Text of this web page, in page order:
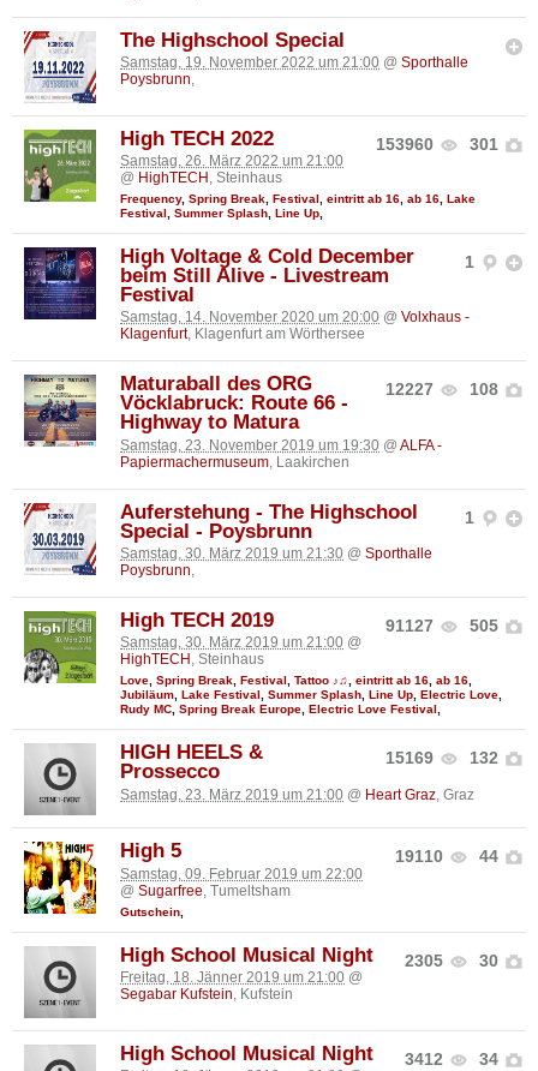
The Highschool Special
Samstag, 19. November 2022 um 21:00 @ Sporthalle
Poysbrunn,
153960 301
High TECH 2022
Samstag, 26. März 2022 um 21:00
@ HighTECH , Steinhaus
Frequency, Spring Break Festival eintritt ab 16 ab 16 Lake
Festival
Summer Splash Line Up
1
High Voltage & Cold December
beim Still Alive - Livestream
Festival
Samstag, 14. November 2020 um 20:00 @ Volxhaus -
Klagenfurt, Klagenfurt am Wörthersee
12227 108
Maturaball des ORG
Vöcklabruck: Route 66 -
Highway to Matura
Samstag, 23. November 2019 um 19:30 @ ALFA -
Papiermachermuseum , Laakirchen
1
Auferstehung - The Highschool
Special - Poysbrunn
Samstag, 30. März 2019 um 21:30 @ Sporthalle
Poysbrunn,
91127 505
High TECH 2019
Samstag, 30. März 2019 um 21:00 @
HighTECH , Steinhaus
Love, Spring Break, Festival , Tattoo ♪♫, eintritt ab 16, ab 16,
Jubiläum, Lake Festival , Summer Splash, Line Up, Electric Love,
Rudy MC, Spring Break Europe, Electric Love Festival ,
15169 132
HIGH HEELS &
Prossecco
Samstag, 23. März 2019 um 21:00 @ Heart Graz, Graz
19110 44
High 5
Samstag, 09. Februar 2019 um 22:00
@ Sugarfree, Tumeltsham
Gutschein
2305 30
High School Musical Night
Freitag, 18. Jänner 2019 um 21:00 @
Segabar Kufstein, Kufstein
3412 34
High School Musical Night